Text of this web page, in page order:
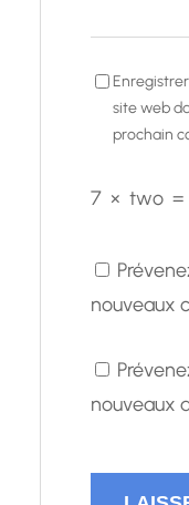
site web
prochain
7 × two =
nouveaux
nouveaux